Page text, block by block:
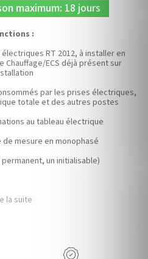
maximum: 18 jours
:
RT 2012, à installer en
ECS déjà présent sur
par les prises électriques,
totale et des autres postes
au tableau électrique
mesure en monophasé
un initialisable)
la suite